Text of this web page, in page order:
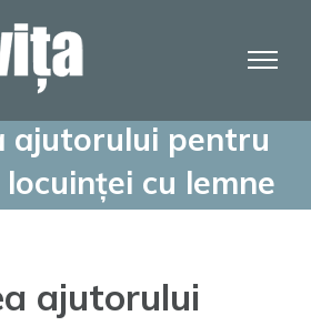
ajutorului pentru
cu lemne
ajutorului